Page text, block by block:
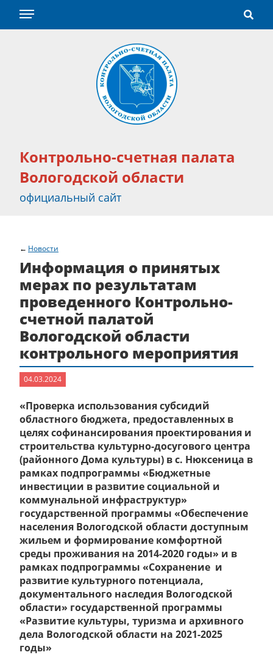
Контрольно-счетная палата
Вологодской области
официальный сайт
Новости
Информация о принятых
мерах по результатам
проведенного Контрольно-
счетной палатой
Вологодской области
контрольного мероприятия
04.03.2024
«Проверка использования субсидий
областного бюджета, предоставленных в
целях софинансирования проектирования и
строительства культурно-досугового центра
(районного Дома культуры) в с. Нюксеница в
рамках подпрограммы «Бюджетные
инвестиции в развитие социальной и
коммунальной инфраструктур»
государственной программы «Обеспечение
населения Вологодской области доступным
жильем и формирование комфортной
среды проживания на 2014-2020 годы» и в
рамках подпрограммы «Сохранение и
развитие культурного потенциала,
документального наследия Вологодской
области» государственной программы
«Развитие культуры, туризма и архивного
дела Вологодской области на 2021-2025
годы»